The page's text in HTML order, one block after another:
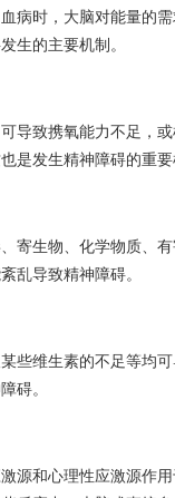
病时，大脑对能量的
生的主要机制。
导致携氧能力不足，
是发生精神障碍的重
寄生物、化学物质、
乱导致精神障碍。
些维生素的不足等均
碍。
源和心理性应激源作